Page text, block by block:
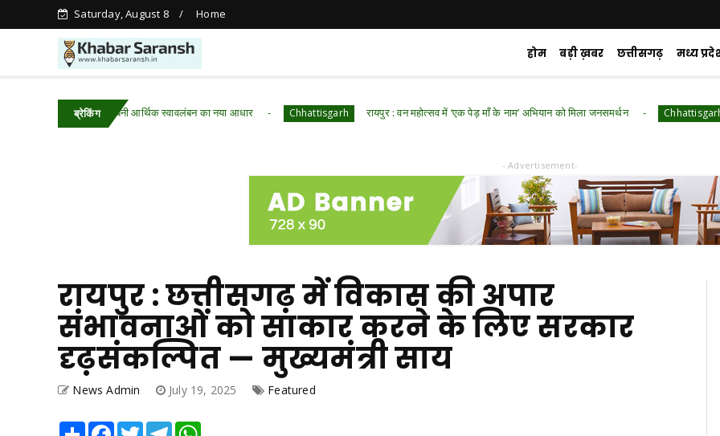
Saturday, August 8 Home
होम बड़ी ख़बर छत्तीसगढ़ मध्य
ब्रेकिंग
डबरी बनी आर्थिक स्वावलंबन का नया आधार Chhattisgarh रायपुर : वन महोत्सव में ‘एक पेड़ माँ के नाम’ अभियान को मिला जनसमर्थन Chhattisgarh रायपुर
- Advertisement-
रायपुर : छत्तीसगढ़ में विकास की अपार
संभावनाओं को साकार करने के लिए सरकार
दृढ़संकल्पित — मुख्यमंत्री साय
News Admin July 19, 2025 Featured
Share Facebook
TwitterTelegram